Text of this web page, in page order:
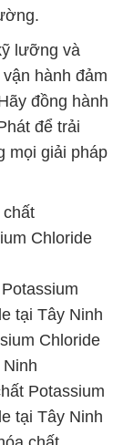
để trải
giải pháp
Chloride
tại Tây Ninh
Chloride
Potassium
tại Tây Ninh
chất
Chloride
tại Tây Ninh